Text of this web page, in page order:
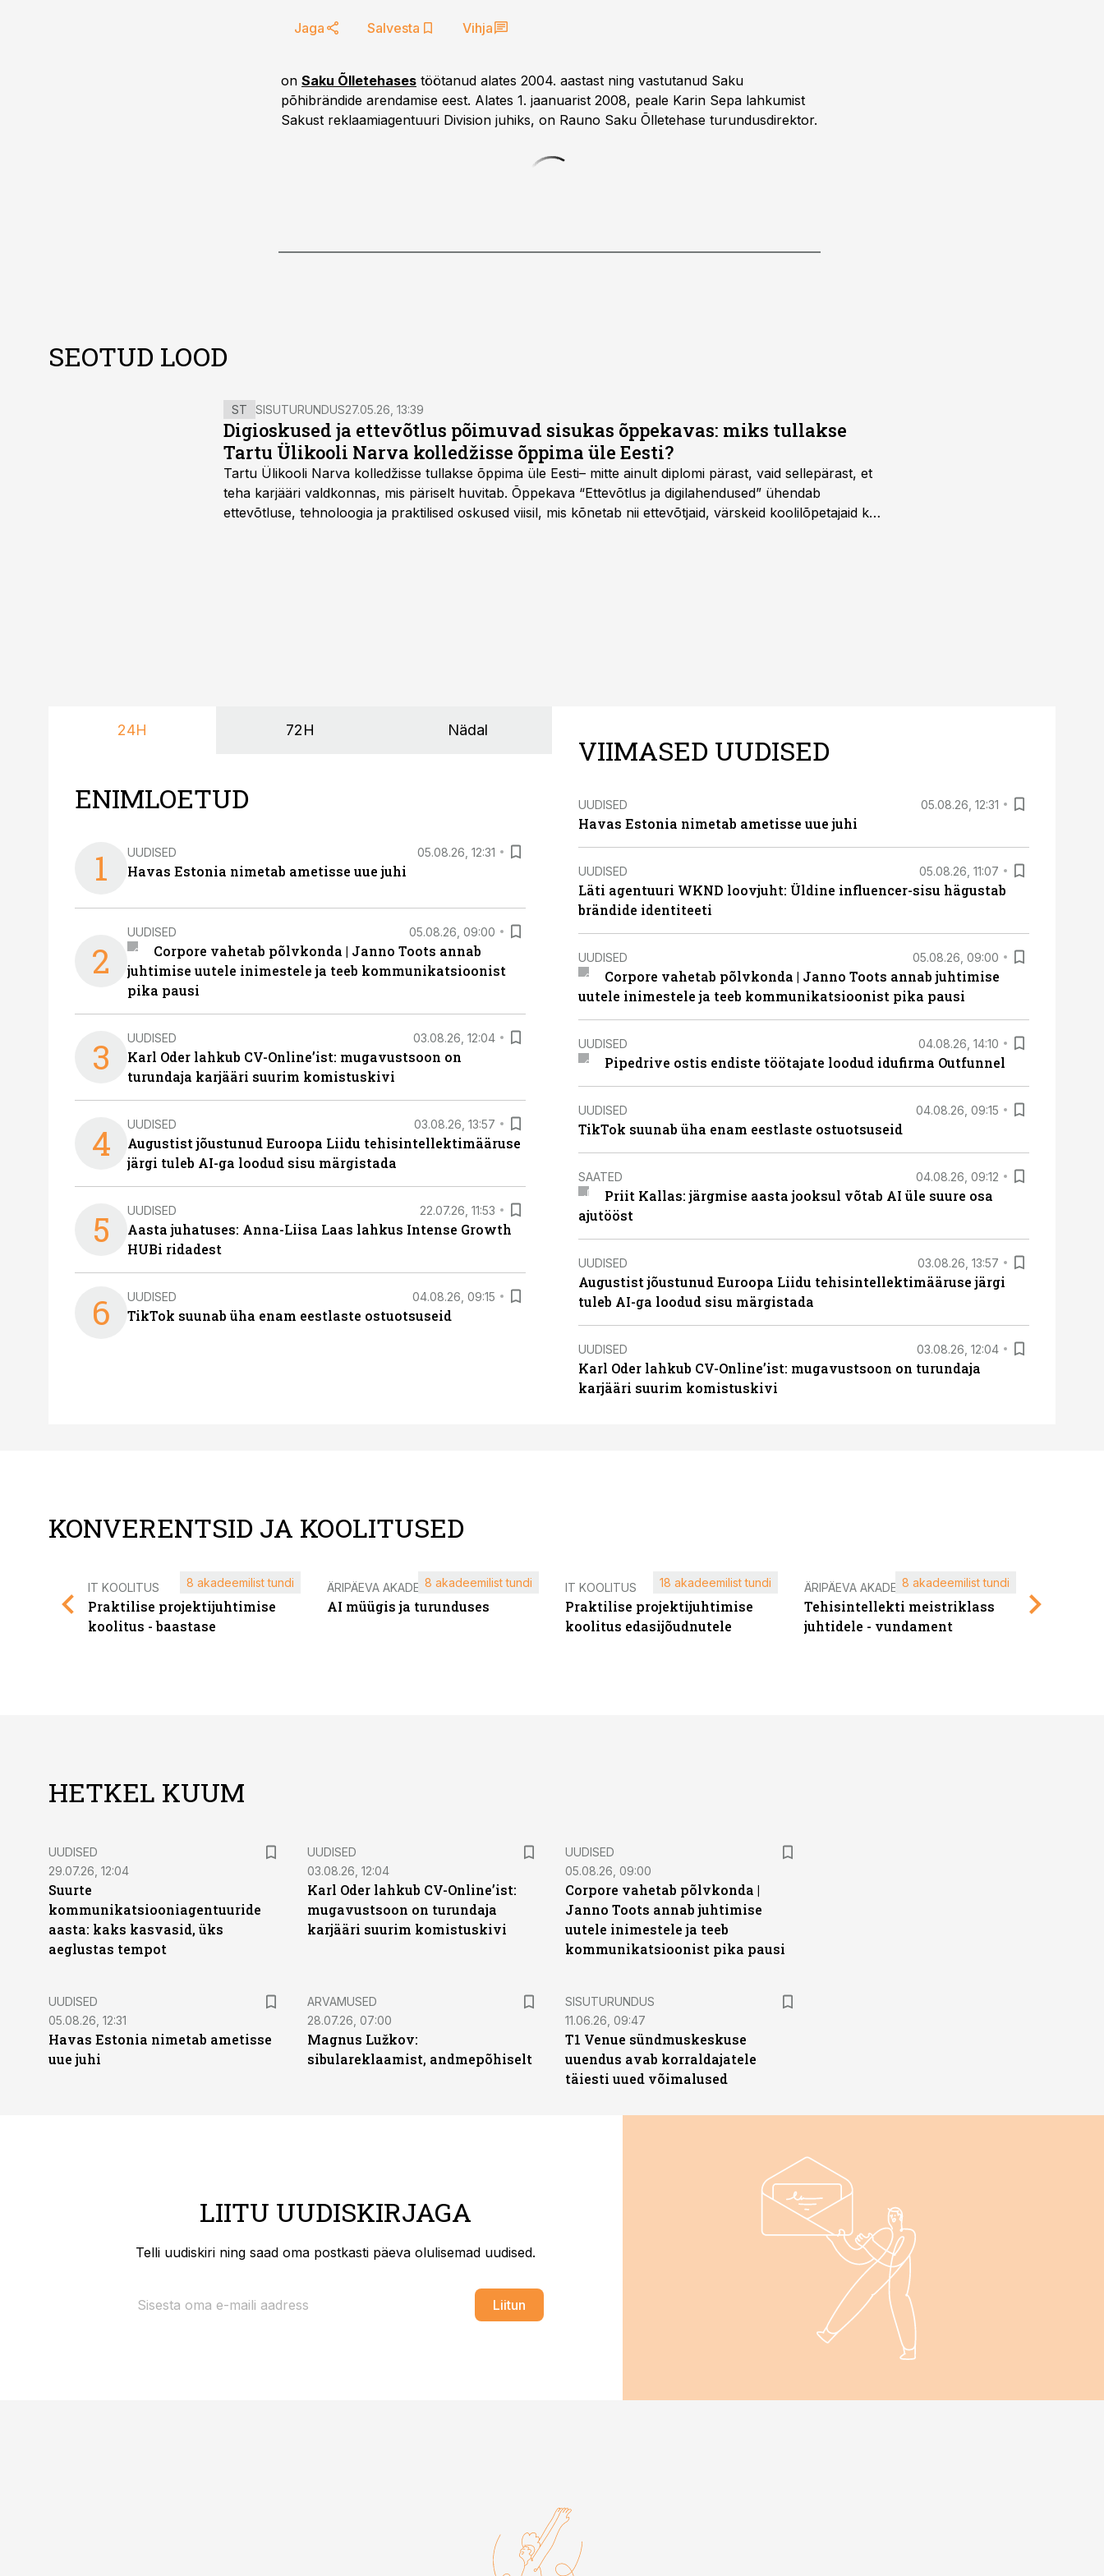
Jaga Salvesta Vihja
on Saku Õlletehases töötanud alates 2004. aastast ning vastutanud Saku
põhibrändide arendamise eest. Alates 1. jaanuarist 2008, peale Karin Sepa lahkumist
Sakust reklaamiagentuuri Division juhiks, on Rauno Saku Õlletehase turundusdirektor.
SEOTUD LOOD
ST SISUTURUNDUS27.05.26, 13:39
Digioskused ja ettevõtlus põimuvad sisukas õppekavas: miks tullakse
Tartu Ülikooli Narva kolledžisse õppima üle Eesti?
Tartu Ülikooli Narva kolledžisse tullakse õppima üle Eesti– mitte ainult diplomi pärast, vaid sellepärast, et
teha karjääri valdkonnas, mis päriselt huvitab. Õppekava “Ettevõtlus ja digilahendused” ühendab
ettevõtluse, tehnoloogia ja praktilised oskused viisil, mis kõnetab nii ettevõtjaid, värskeid koolilõpetajaid kui
24H 72H Nädal
ENIMLOETUD
1 UUDISED 05.08.26, 12:31
Havas Estonia nimetab ametisse uue juhi
2
UUDISED 05.08.26, 09:00
Corpore vahetab põlvkonda | Janno Toots annab
juhtimise uutele inimestele ja teeb kommunikatsioonist
pika pausi
3 UUDISED 03.08.26, 12:04
Karl Oder lahkub CV-Online’ist: mugavustsoon on
turundaja karjääri suurim komistuskivi
4 UUDISED 03.08.26, 13:57
Augustist jõustunud Euroopa Liidu tehisintellektimääruse
järgi tuleb AI-ga loodud sisu märgistada
5 UUDISED 22.07.26, 11:53
Aasta juhatuses: Anna-Liisa Laas lahkus Intense Growth
HUBi ridadest
6 UUDISED 04.08.26, 09:15
TikTok suunab üha enam eestlaste ostuotsuseid
VIIMASED UUDISED
UUDISED 05.08.26, 12:31
Havas Estonia nimetab ametisse uue juhi
UUDISED 05.08.26, 11:07
Läti agentuuri WKND loovjuht: Üldine influencer-sisu hägustab
brändide identiteeti
UUDISED 05.08.26, 09:00
Corpore vahetab põlvkonda | Janno Toots annab juhtimise
uutele inimestele ja teeb kommunikatsioonist pika pausi
UUDISED 04.08.26, 14:10
Pipedrive ostis endiste töötajate loodud idufirma Outfunnel
UUDISED 04.08.26, 09:15
TikTok suunab üha enam eestlaste ostuotsuseid
SAATED 04.08.26, 09:12
Priit Kallas: järgmise aasta jooksul võtab AI üle suure osa
ajutööst
UUDISED 03.08.26, 13:57
Augustist jõustunud Euroopa Liidu tehisintellektimääruse järgi
tuleb AI-ga loodud sisu märgistada
UUDISED 03.08.26, 12:04
Karl Oder lahkub CV-Online’ist: mugavustsoon on turundaja
karjääri suurim komistuskivi
KONVERENTSID JA KOOLITUSED
IT KOOLITUS
Praktilise projektijuhtimise
koolitus - baastase
8 akadeemilist tundi ÄRIPÄEVA AKADEEMIA
AI müügis ja turunduses
8 akadeemilist tundi IT KOOLITUS
Praktilise projektijuhtimise
koolitus edasijõudnutele
18 akadeemilist tundi ÄRIPÄEVA AKADEEMIA
Tehisintellekti meistriklass
juhtidele - vundament
8 akadeemilist tundi
HETKEL KUUM
UUDISED
29.07.26, 12:04
Suurte
kommunikatsiooniagentuuride
aasta: kaks kasvasid, üks
aeglustas tempot
UUDISED
03.08.26, 12:04
Karl Oder lahkub CV-Online’ist:
mugavustsoon on turundaja
karjääri suurim komistuskivi
UUDISED
05.08.26, 09:00
Corpore vahetab põlvkonda |
Janno Toots annab juhtimise
uutele inimestele ja teeb
kommunikatsioonist pika pausi
UUDISED
05.08.26, 12:31
Havas Estonia nimetab ametisse
uue juhi
ARVAMUSED
28.07.26, 07:00
Magnus Lužkov:
sibulareklaamist, andmepõhiselt
ST
SISUTURUNDUS
11.06.26, 09:47
T1 Venue sündmuskeskuse
uuendus avab korraldajatele
täiesti uued võimalused
LIITU UUDISKIRJAGA
Telli uudiskiri ning saad oma postkasti päeva olulisemad uudised.
Liitun